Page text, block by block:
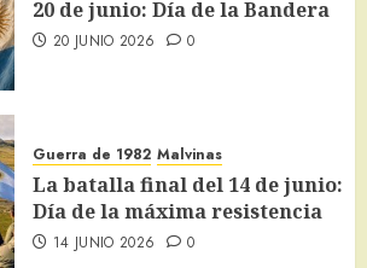
20 de junio: Día de la Bandera
20 JUNIO 2026 0
Guerra de 1982 Malvinas
La batalla final del 14 de junio:
Día de la máxima resistencia
14 JUNIO 2026 0